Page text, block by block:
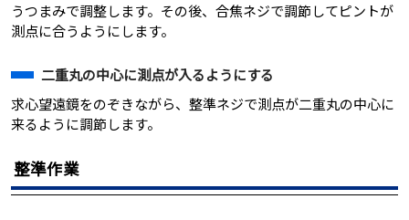
うつまみで調整します。その後、合焦ネジで調節してピントが
測点に合うようにします。
二重丸の中心に測点が入るようにする
求心望遠鏡をのぞきながら、整準ネジで測点が二重丸の中心に
来るように調節します。
整準作業